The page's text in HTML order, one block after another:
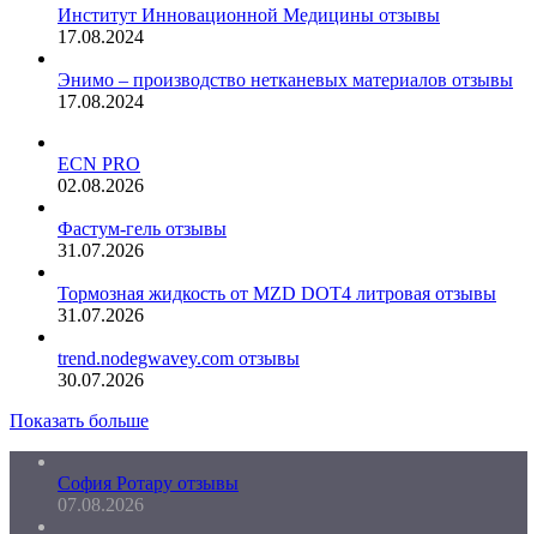
Институт Инновационной Медицины отзывы
17.08.2024
Энимо – производство нетканевых материалов отзывы
17.08.2024
ECN PRO
02.08.2026
Фастум-гель отзывы
31.07.2026
Тормозная жидкость от MZD DOT4 литровая отзывы
31.07.2026
trend.nodegwavey.com отзывы
30.07.2026
Показать больше
София Ротару отзывы
07.08.2026